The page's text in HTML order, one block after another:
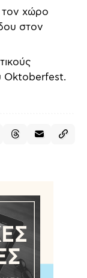
χώρο
στον
Oktoberfest.